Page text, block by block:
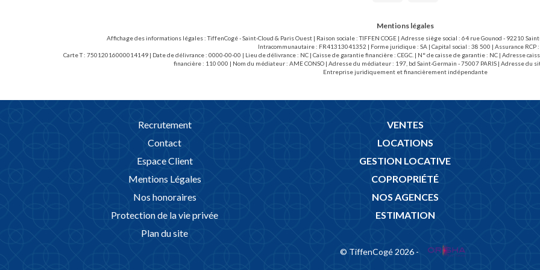
Mentions légales
Affichage des informations légales : TiffenCogé - Saint-Cloud & Paris Ouest | Raison sociale : TIFFEN COGE | Adresse siège social : 64 rue Gounod - 92210
Intracommunautaire : FR41313041352 | Forme juridique : SA | Capital social : 38 500 | Assurance RCP :
Carte T : 75012016000014149 | Date de délivrance : 0000-00-00 | Lieu de délivrance : NC | Caisse de garantie financière : CEGC. | N° de caisse de garantie : NC | Adresse
financière : 110 000 | Nom du médiateur : AME CONSO | Adresse du médiateur : 197, bd Saint-Germain - 75007 PARIS | Adresse du
Entreprise juridiquement et financièrement indépendante
Recrutement
Contact
Espace Client
Mentions Légales
Nos honoraires
Protection de la vie privée
Plan du site
VENTES
LOCATIONS
GESTION LOCATIVE
COPROPRIÉTÉ
NOS AGENCES
ESTIMATION
© TiffenCogé 2026 -